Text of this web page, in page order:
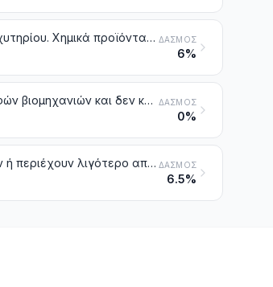
Συνδετικά παρασκευασμένα για καλούπια ή πυρήνες χυτηρίου. Χημικά προϊόντα και παρασκευάσματα των χημικών ή συναφών βιομηχανιών (στα οποία περιλαμβάνονται και εκείνα που αποτελούνται από μείγματα φυσικών προϊόντων), που δεν κατονομάζονται ούτε περιλαμβάνονται αλλού ΔΑΣΜΌΣ
6%
Προϊόντα που είναι υπολείμματα των χημικών ή συναφών βιομηχανιών και δεν κατονομάζονται ούτε περιλαμβάνονται αλλού. Αστικά απορρίμματα. Λυματολάσπη. Άλλα απορρίμματα που αναφέρονται στη σημείωση 6 του παρόντος κεφαλαίου ΔΑΣΜΌΣ
0%
Βιοντίζελ και μείγματα αυτού, τα οποία δεν περιέχουν ή περιέχουν λιγότερο από 70 % κατά βάρος λάδια πετρελαίου και ασφαλτούχων ορυκτών ΔΑΣΜΌΣ
6.5%